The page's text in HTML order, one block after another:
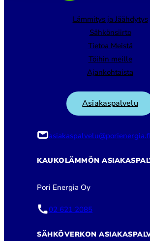
Lämmitys ja Jäähdytys
Sähkönsiirto
Tietoa Meistä
Töihin meille
Ajankohtaista
Asiakaspalvelu
asiakaspalvelu@porienergia.fi
KAUKOLÄMMÖN
Pori Energia Oy
02 621 2085
SÄHKÖVERKON